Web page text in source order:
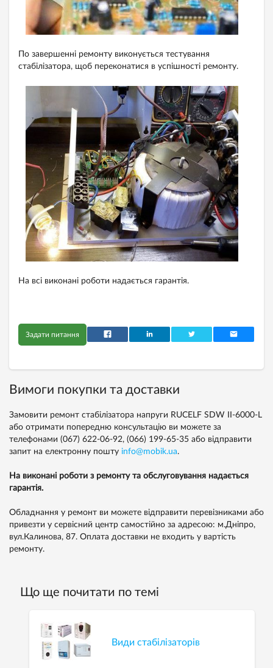
По завершенні ремонту виконується тестування
стабілізатора, щоб переконатися в успішності ремонту.
На всі виконані роботи надається гарантія.
Задати питання
Вимоги покупки та доставки
Замовити ремонт стабілізатора напруги RUCELF SDW II-6000-L
або отримати попередню консультацію ви можете за
телефонами (067) 622-06-92, (066) 199-65-35 або відправити
запит на електронну пошту info@mobik.ua.
На виконані роботи з ремонту та обслуговування надається
гарантія.
Обладнання у ремонт ви можете відправити перевізниками або
привезти у сервісний центр самостійно за адресою: м.Дніпро,
вул.Калинова, 87. Оплата доставки не входить у вартість
ремонту.
Що ще почитати по темі
Види стабілізаторів